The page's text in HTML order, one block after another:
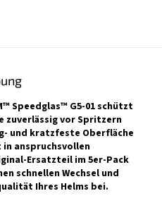
Speedglas™ G5-01 schützt
zuverlässig vor Spritzern
und kratzfeste Oberfläche
anspruchsvollen
Ersatzteil im 5er-Pack
schnellen Wechsel und
Ihres Helms bei.